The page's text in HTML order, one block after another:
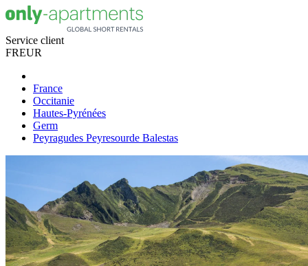
Service client
FREUR
France
Occitanie
Hautes-Pyrénées
Germ
Peyragudes Peyresourde Balestas